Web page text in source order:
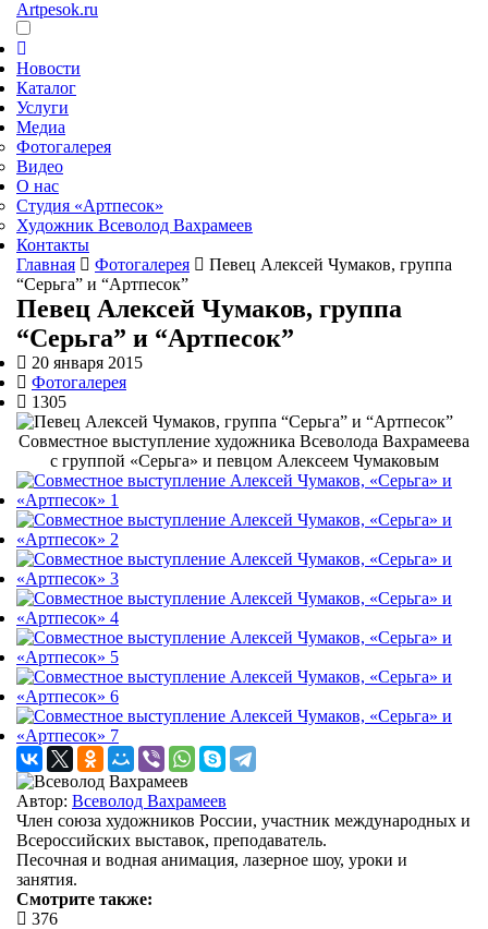
Artpesok.ru
Новости
Каталог
Услуги
Медиа
Фотогалерея
Видео
О нас
Студия «Артпесок»
Художник Всеволод Вахрамеев
Контакты
Главная
Фотогалерея
Певец Алексей Чумаков, группа
“Серьга” и “Артпесок”
Певец Алексей Чумаков, группа
“Серьга” и “Артпесок”
20 января 2015
Фотогалерея
1305
Совместное выступление художника Всеволода Вахрамеева
с группой «Серьга» и певцом Алексеем Чумаковым
Автор: Всеволод Вахрамеев
Член союза художников России, участник международных и
Всероссийских выставок, преподаватель.
Песочная и водная анимация, лазерное шоу, уроки и
занятия.
Смотрите также:
376